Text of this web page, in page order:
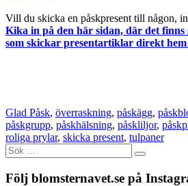
Vill du skicka en påskpresent till någon,
Kika in på den här sidan, där det finns
som skickar presentartiklar direkt
Glad Påsk, överraskning, påskägg,
påskgrupp, påskhälsning, påskliljor,
roliga prylar, skicka present, tulpaner
Sök
efter:
Följ blomsternavet.se på